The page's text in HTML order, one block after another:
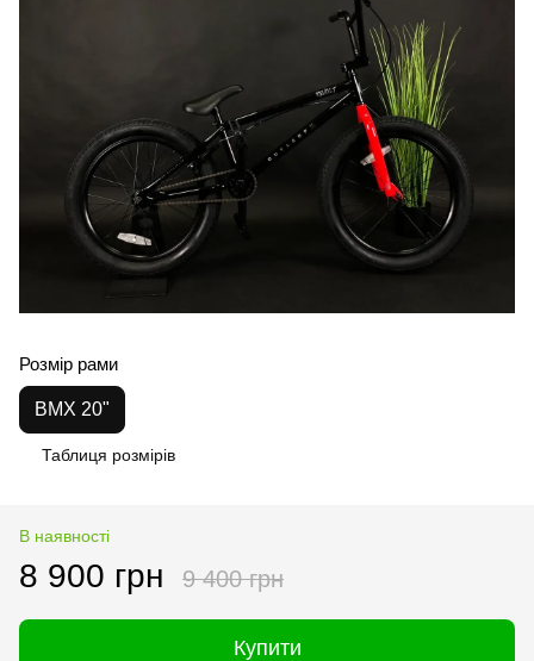
Розмір рами
BMX 20"
Таблиця розмірів
В наявності
8 900 грн 9 400 грн
Купити